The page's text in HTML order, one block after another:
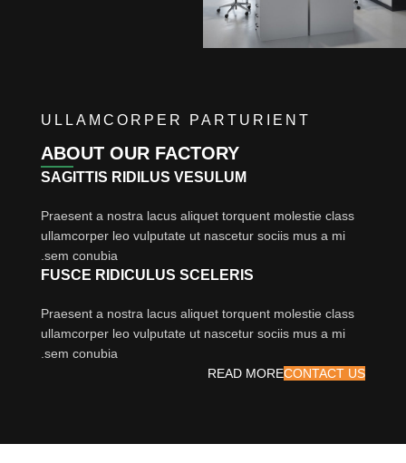
ULLAMCORPER PARTURIENT
ABOUT OUR FACTORY
SAGITTIS RIDILUS VESULUM
Praesent a nostra lacus aliquet torquent molestie class
ullamcorper leo vulputate ut nascetur sociis mus a mi
sem conubia.
FUSCE RIDICULUS SCELERIS
Praesent a nostra lacus aliquet torquent molestie class
ullamcorper leo vulputate ut nascetur sociis mus a mi
sem conubia.
CONTACT US
READ MORE